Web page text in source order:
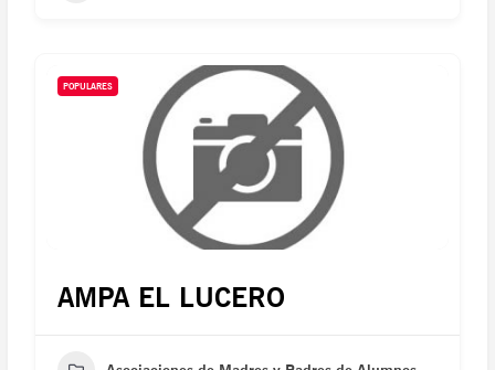
POPULARES
AMPA EL LUCERO